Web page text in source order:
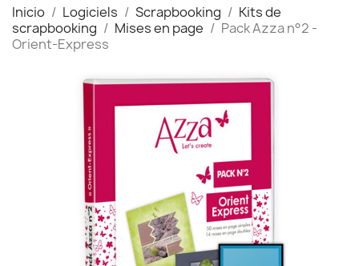
Inicio Logiciels Scrapbooking
Kits de
scrapbooking
Mises en page
Pack Azza n°2 -
Orient-Express